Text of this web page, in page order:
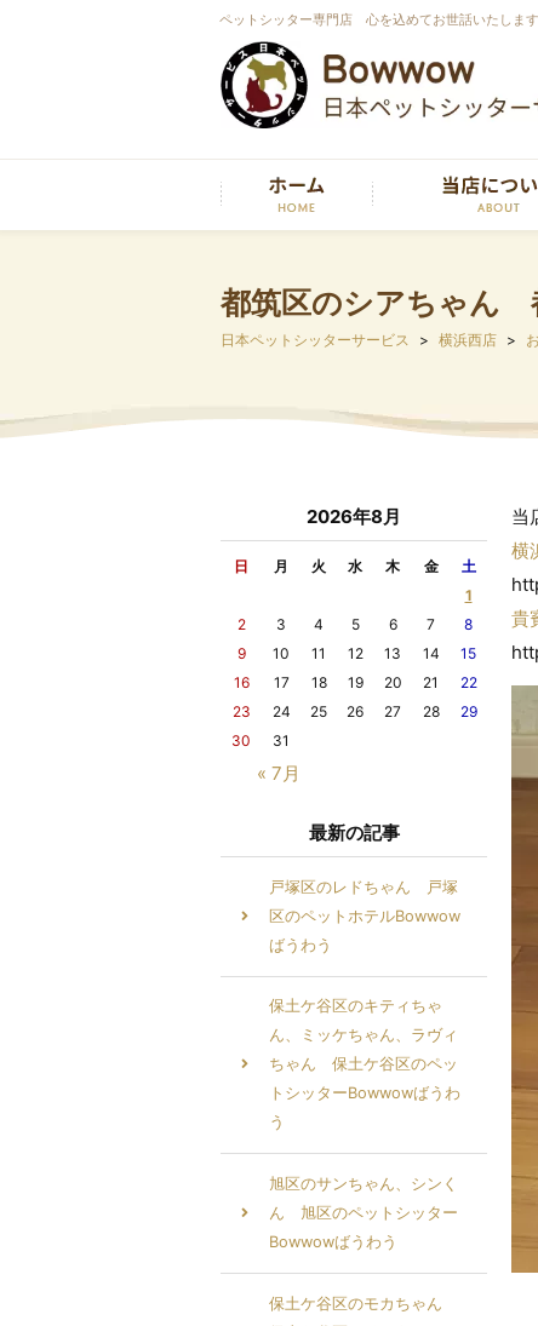
ペットシッター専門店 心を込めてお世話いたします
都筑区のシアちゃん
日本ペットシッターサービス 横浜西店
当
横
貴
2026年8月
日 月 火 水 木 金 土
« 7月
1
2
3 4 5 6 7
8
9
10 11 12 13 14
15
16
17 18 19 20 21
22
23
24 25 26 27 28
29
30
31
最新の記事
戸塚区のレドちゃん 戸塚
区のペットホテルBowwow
ばうわう
保土ケ谷区のキティちゃ
ん、ミッケちゃん、ラヴィ
ちゃん 保土ケ谷区のペッ
トシッターBowwowばうわ
う
旭区のサンちゃん、シンく
ん 旭区のペットシッター
Bowwowばうわう
保土ケ谷区のモカちゃん